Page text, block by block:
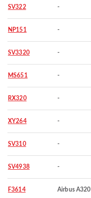
SV322 -
NP151 -
SV3320 -
MS651 -
RX320 -
XY264 -
SV310 -
SV4938 -
F3614 Airbus A320